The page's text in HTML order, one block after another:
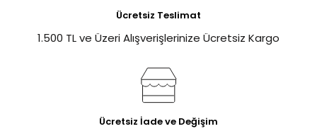
Ücretsiz Teslimat
1.500 TL ve Üzeri Alışverişlerinize Ücretsiz Kargo
Ücretsiz İade ve Değişim